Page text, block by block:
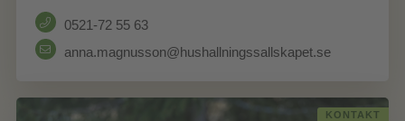
0521-72 55 63
anna.magnusson@hushallningssallskapet.se
KONTAKT